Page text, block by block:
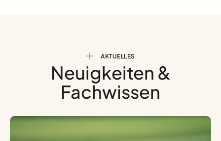
AKTUELLES
Neuigkeiten &
Fachwissen